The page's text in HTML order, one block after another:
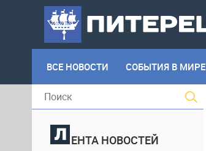
ВСЕ НОВОСТИ СОБЫТИЯ В МИРЕ
ЕНТА НОВОСТЕЙ